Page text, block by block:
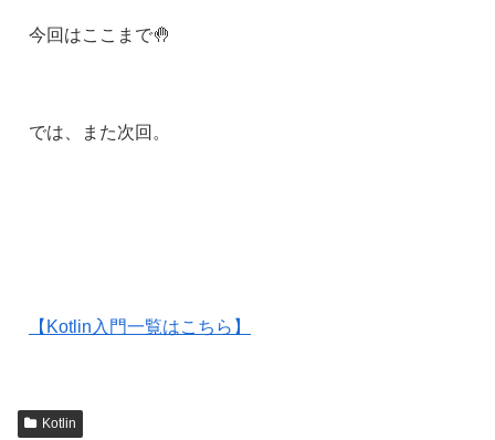
今回はここまで🤚
では、また次回。
【Kotlin入門一覧はこちら】
Kotlin